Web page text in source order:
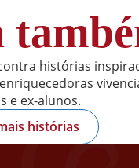
histórias
e ex-alunos.
histórias